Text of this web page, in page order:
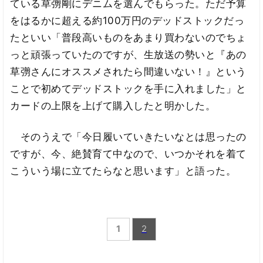
ている草彅剛にデニムを選んでもらった。ただ予算
をはるかに超える約100万円のデッドストックだっ
たといい「普段高いものをあまり買わないのでちょ
っと頑張っていたのですが、生放送の勢いと『あの
草彅さんにオススメされたら間違いない！』という
ことで初めてデッドストックを手に入れました」と
カードの上限を上げて購入したと明かした。
そのうえで「今日履いていきたいなとは思ったの
ですが、今、絶賛育て中なので、いつかそれを着て
こういう場に⽴てたらなと思います」と語った。
1 2